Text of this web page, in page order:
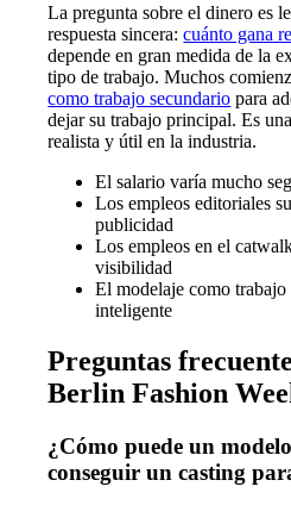
La pregunta sobre el dinero es
respuesta sincera:cuánto gana
depende en gran medida de la
tipo de trabajo. Muchos
como trabajo secundario para
dejar su trabajo principal. Es
realista y útil en la industria.
El salario varía mucho
Los empleos editoriales
publicidad
Los empleos en el
visibilidad
El modelaje como trabajo
inteligente
Preguntas
Berlin Fashion
¿Cómo puede un
conseguir un casting